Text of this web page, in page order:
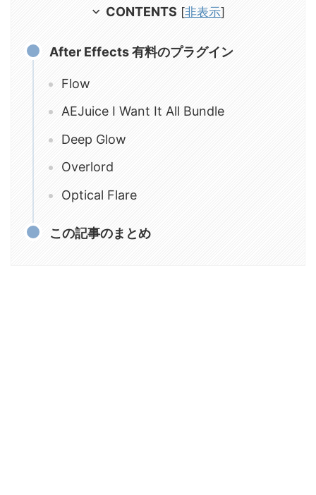
CONTENTS [非表示]
After Effects 有料のプラグイン
Flow
AEJuice I Want It All Bundle
Deep Glow
Overlord
Optical Flare
この記事のまとめ